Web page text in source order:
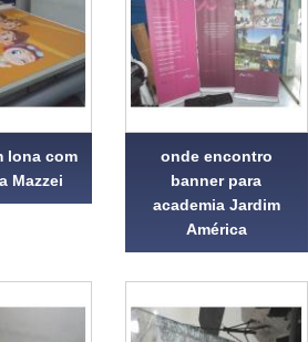
lona com
Mazzei
onde encontro
banner para
academia Jardim
América